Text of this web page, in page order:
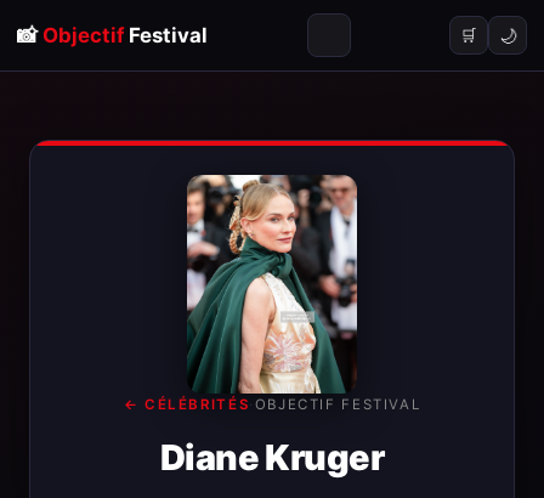
📸 ObjectifFestival 🛒 🌙
← CÉLÉBRITÉS· OBJECTIF FESTIVAL
Diane Kruger